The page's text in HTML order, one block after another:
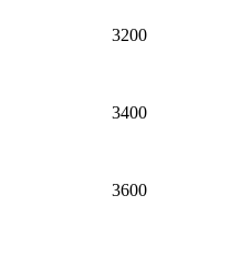
3200
3400
3600